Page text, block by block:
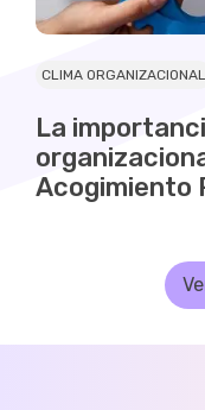
CLIMA ORGANIZACIONAL
La
Acogimiento